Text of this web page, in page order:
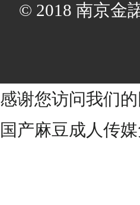
© 2018 南京金
感谢您访问我们
国产麻豆成人传